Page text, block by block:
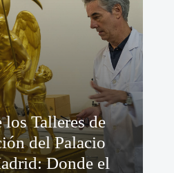
los Talleres de
del Palacio
Donde el